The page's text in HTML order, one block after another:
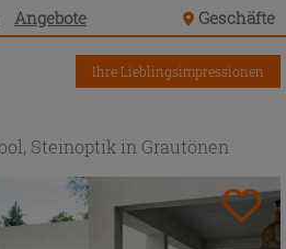
Angebote Geschäfte
Ihre Lieblingsimpressionen
Steinoptik in Grautönen